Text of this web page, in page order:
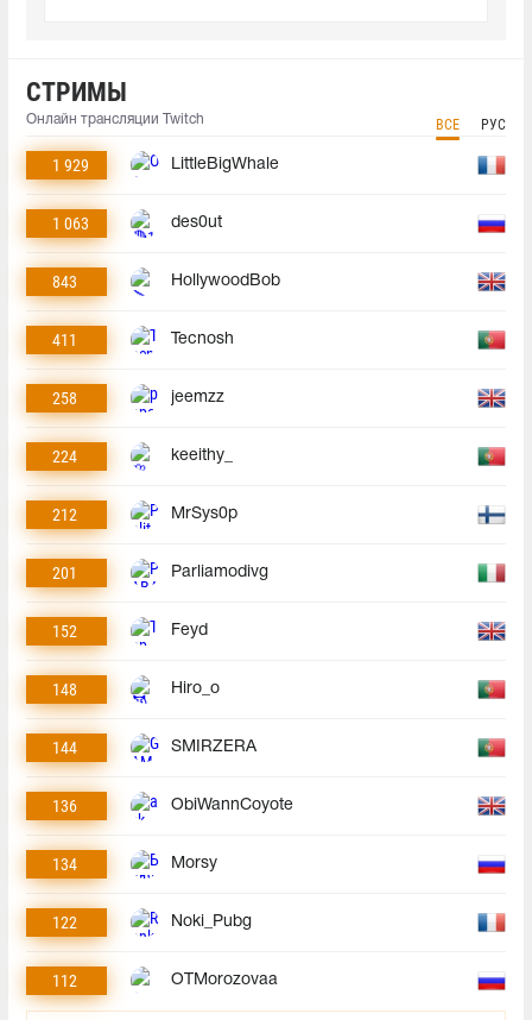
СТРИМЫ
Онлайн трансляции Twitch ВСЕ РУС
1 929 LittleBigWhale
1 063 des0ut
843 HollywoodBob
411 Tecnosh
258 jeemzz
224 keeithy_
212 MrSys0p
201 Parliamodivg
152 Feyd
148 Hiro_o
144 SMIRZERA
136 ObiWannCoyote
134 Morsy
122 Noki_Pubg
112 OTMorozovaa